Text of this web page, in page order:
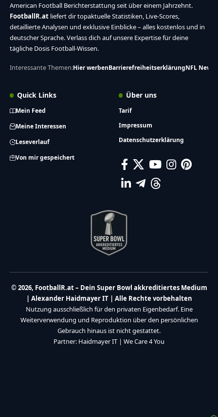
American Football Berichterstattung seit über einem Jahrzehnt.
FootballR.at liefert dir topaktuelle Statistiken, Live-Scores,
detaillierte Analysen und exklusive Einblicke – alles kostenlos und in
deutscher Sprache. Verlass dich auf unsere Expertise für deine
tägliche Dosis Football-Wissen.
Interessante Themen:Hier werbenBarrierefreiheitserklärungNFL News
Quick Links
Mein Feed
Meine Interessen
Leseverlauf
Von mir gespeichert
Über uns
Tarif
Impressum
Datenschutzerklärung
© 2026, FootballR.at – Dein Super Bowl akkreditiertes Medium
| Alexander Haidmayer IT | Alle Rechte vorbehalten
Nutzung ausschließlich für den privaten Eigenbedarf. Eine
Weiterverwendung und Reproduktion über den persönlichen
Gebrauch hinaus ist nicht gestattet.
Partner: Haidmayer IT | We Care 4 You